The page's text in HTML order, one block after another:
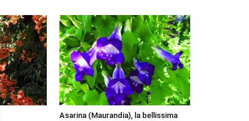
Asarina (Maurandia), la bellissima